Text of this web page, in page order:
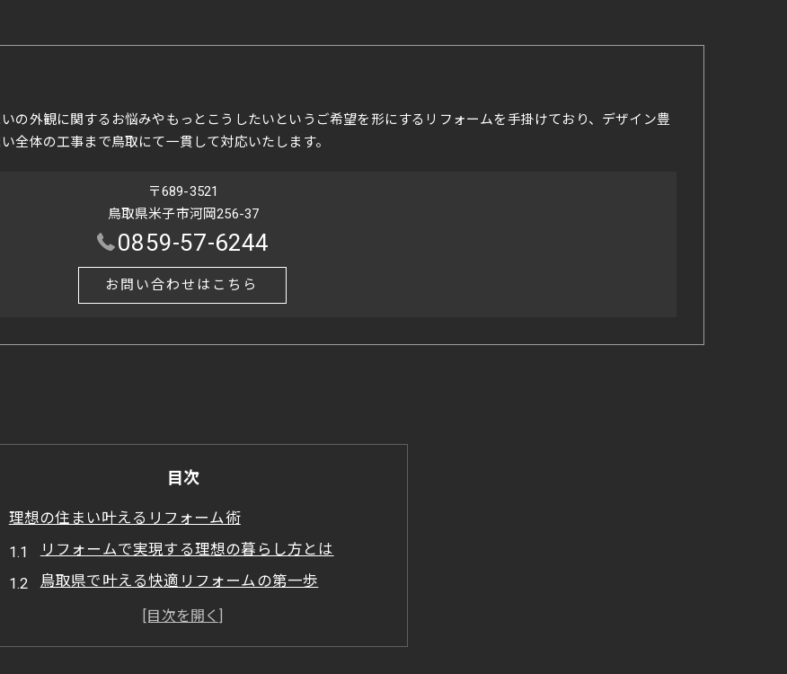
の外観に関するお悩みやもっとこうしたいというご希望を形にするリフォームを手掛けており、デザイン豊
全体の工事まで鳥取にて一貫して対応いたします。
〒689-3521
鳥取県米子市河岡256-37
0859-57-6244
お問い合わせはこちら
目次
理想の住まい叶えるリフォーム術
リフォームで実現する理想の暮らし方とは
鳥取県で叶える快適リフォームの第一歩
リフォーム成功の秘訣とギャラリーの活用法
自分に合うリフォーム会社選びの基準